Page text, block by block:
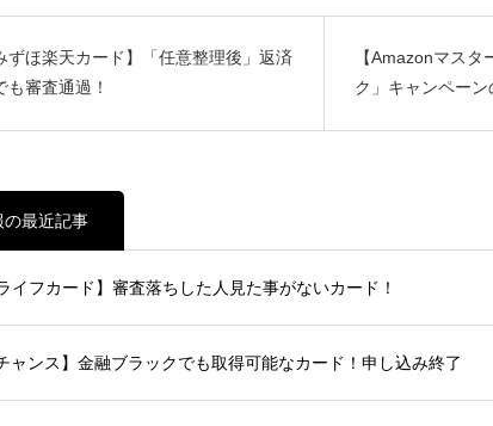
ずほ楽天カード】「任意整理後」返済
も審査通過！
【Amazonマス
ク」キャンペーン
の最近記事
イフカード】審査落ちした人見た事がないカード！
ャンス】金融ブラックでも取得可能なカード！申し込み終了